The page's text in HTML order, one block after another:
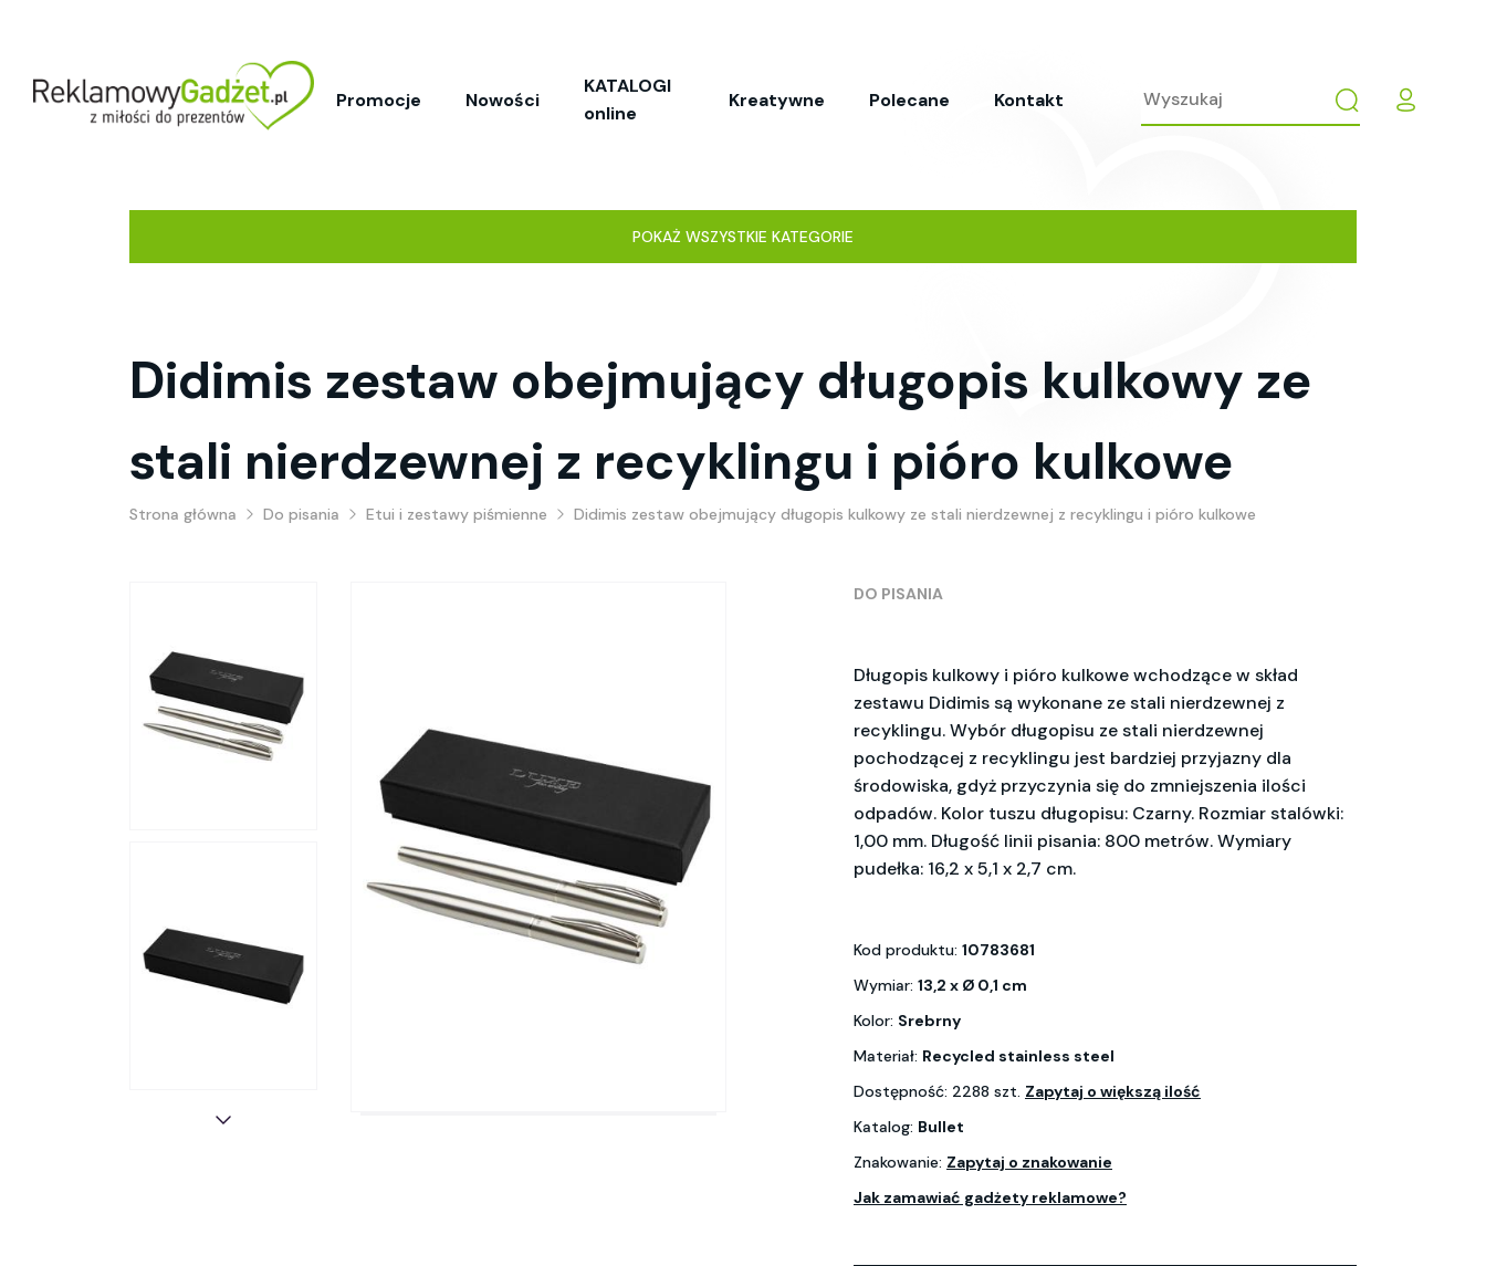
Promocje Nowości
KATALOGI
online
Kreatywne Polecane Kontakt
POKAŻ WSZYSTKIE KATEGORIE
Didimis zestaw obejmujący długopis kulkowy ze
stali nierdzewnej z recyklingu i pióro kulkowe
Strona główna Do pisania Etui i zestawy piśmienne Didimis zestaw obejmujący długopis kulkowy ze stali nierdzewnej z recyklingu i pióro kulkowe
DO PISANIA
Długopis kulkowy i pióro kulkowe wchodzące w skład
zestawu Didimis są wykonane ze stali nierdzewnej z
recyklingu. Wybór długopisu ze stali nierdzewnej
pochodzącej z recyklingu jest bardziej przyjazny dla
środowiska, gdyż przyczynia się do zmniejszenia ilości
odpadów. Kolor tuszu długopisu: Czarny. Rozmiar stalówki:
1,00 mm. Długość linii pisania: 800 metrów. Wymiary
pudełka: 16,2 x 5,1 x 2,7 cm.
Kod produktu: 10783681
Wymiar: 13,2 x Ø 0,1 cm
Kolor: Srebrny
Materiał: Recycled stainless steel
Dostępność: 2288 szt. Zapytaj o większą ilość
Katalog: Bullet
Znakowanie: Zapytaj o znakowanie
Jak zamawiać gadżety reklamowe?